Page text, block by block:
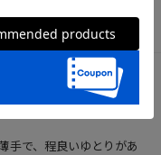
投稿日：2026/04/19
手で、程良いゆとりがあ